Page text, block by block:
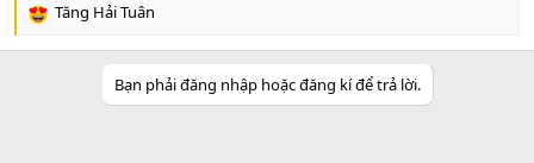
R
Tăng Hải Tuân
Bạn phải đăng nhập hoặc đăng kí để trả lời.